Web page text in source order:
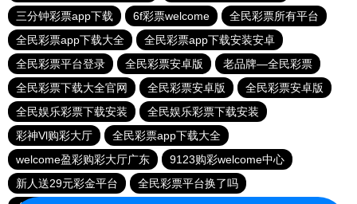
三分钟彩票app下载
6f彩票welcome
全民彩票所有平台
全民彩票app下载大全
全民彩票app下载安装安卓
全民彩票平台登录
全民彩票安卓版
老品牌—全民彩票
全民彩票下载大全官网
全民彩票安卓版
全民彩票安卓版
全民娱乐彩票下载安装
全民娱乐彩票下载安装
彩神Vl购彩大厅
全民彩票app下载大全
welcome盈彩购彩大厅广东
9123购彩welcome中心
新人送29元彩金平台
全民彩票平台换了吗